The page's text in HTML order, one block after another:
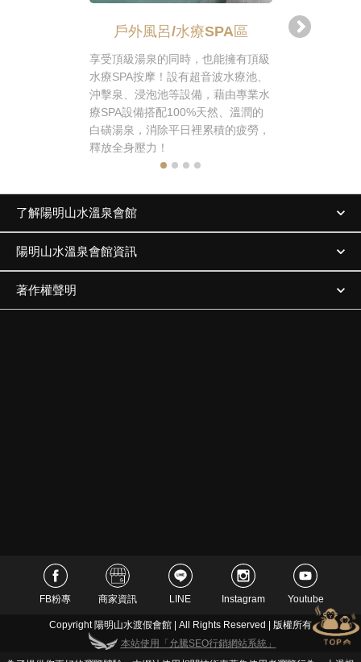
戶外風呂/水療SPA區
享受頂級湯泉的同時，也能擁有頂級
水療SPA按摩！設有超音波水療池、
沖擊泉、浸泡池等設備，藉由專業水
療SPA設備搭配100%天然、溫潤的
白磺湯泉，消除平日裡累積的疲勞，
釋放全身壓力！
了解陽明山水溫泉會館
陽明山水溫泉會館資訊
著作權聲明
FB粉專 商家資訊 LINE Instagram Youtube
Copyright 陽明山水渡假會館 | All Rights Reserved | 版權所有
本站使用「允騰SEO行銷網站系統」